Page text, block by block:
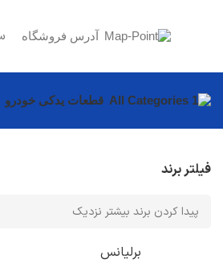
آدرس فروشگاه
قطعات یدکی خودرو
فیلتر برند
برلیانس